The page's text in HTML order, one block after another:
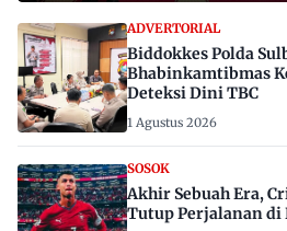
ADVERTORIAL
Biddokkes Polda
Bhabinkamtibmas
Deteksi Dini TBC
1 Agustus 2026
SOSOK
Akhir Sebuah Era,
Tutup Perjalanan di